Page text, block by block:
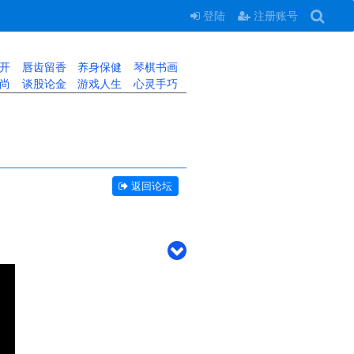
登陆 注册账号
唇齿留香 养身保健
琴棋书画
谈股论金 游戏人生 心灵手巧
返回论坛